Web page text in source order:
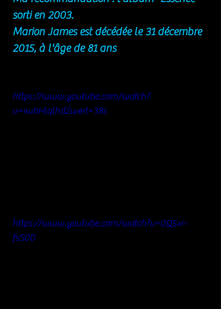
sorti en 2003.
Marion James est décédée le 31 décembre
2015, à l'âge de 81 ans
https://www.youtube.com/watch?
v=4ubHlqlhd2w&t=38s
https://www.youtube.com/watch?v=0Q5xr-
fsS00